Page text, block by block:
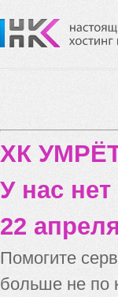
ХК
У нас
22
Помогите
больше не по